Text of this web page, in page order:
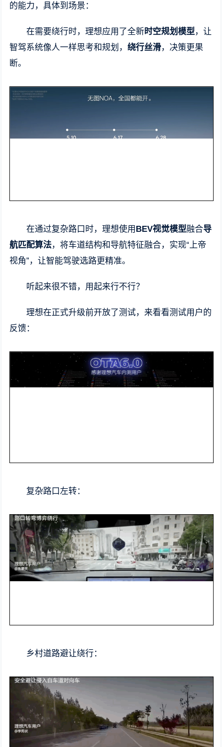
的能力，具体到场景：
在需要绕行时，理想应用了全新时空规划模型，让
智驾系统像人一样思考和规划，绕行丝滑，决策更果
断。
在通过复杂路口时，理想使用 BEV视觉模型融合导
航匹配算法，将车道结构和导航特征融合，实现“上帝
视角”，让智能驾驶选路更精准。
听起来很不错，用起来行不行？
理想在正式升级前开放了测试，来看看测试用户的
反馈：
复杂路口左转：
乡村道路避让绕行：